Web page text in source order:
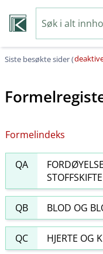
Siste besøkte sider (
Formelindeks
QA
STOFFSKIFTE
QB BLOD OG
QC HJERTE OG